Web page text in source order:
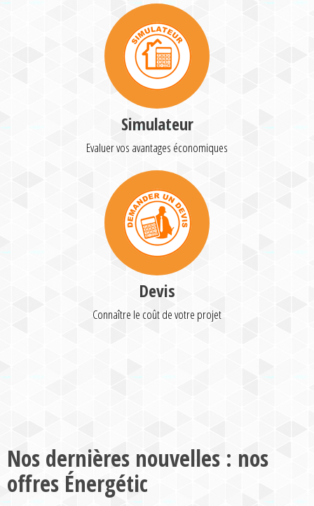
Simulateur
Evaluer vos avantages économiques
Devis
Connaître le coût de votre projet
Nos dernières nouvelles : nos
offres Énergétic